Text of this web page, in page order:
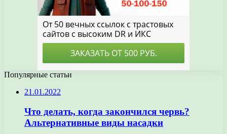
Популярные статьи
21.01.2022
Что делать, когда закончился червь?
Альтернативные виды насадки